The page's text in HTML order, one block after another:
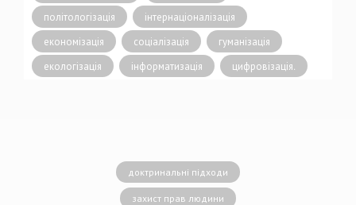
політологізація
інтернаціоналізація
економізація
соціалізація
гуманізація
екологізація
інформатизація цифровізація.
доктринальні підходи
захист прав людини